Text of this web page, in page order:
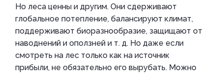
Но леса ценны и другим. Они сдерживают
глобальное потепление, балансируют климат,
поддерживают биоразнообразие, защищают от
наводнений и оползней и т. д. Но даже если
смотреть на лес только как на источник
прибыли, не обязательно его вырубать. Можно